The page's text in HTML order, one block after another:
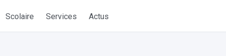
Scolaire Services Actus